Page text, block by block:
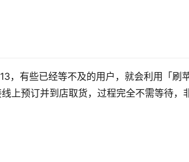
，有些已经等不及的用户，就会利用「刷
上预订并到店取货，过程完全不需等待，